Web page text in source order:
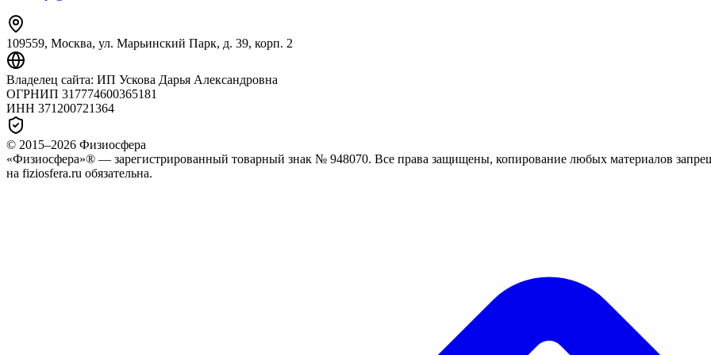
109559, Москва, ул. Марьинский Парк, д. 39, корп. 2
Владелец сайта: ИП Ускова Дарья Александровна
ОГРНИП 317774600365181
ИНН 371200721364
© 2015–2026 Физиосфера
«Физиосфера»® — зарегистрированный товарный знак № 948070. Все права защищены, копирование любых материалов
на fiziosfera.ru обязательна.